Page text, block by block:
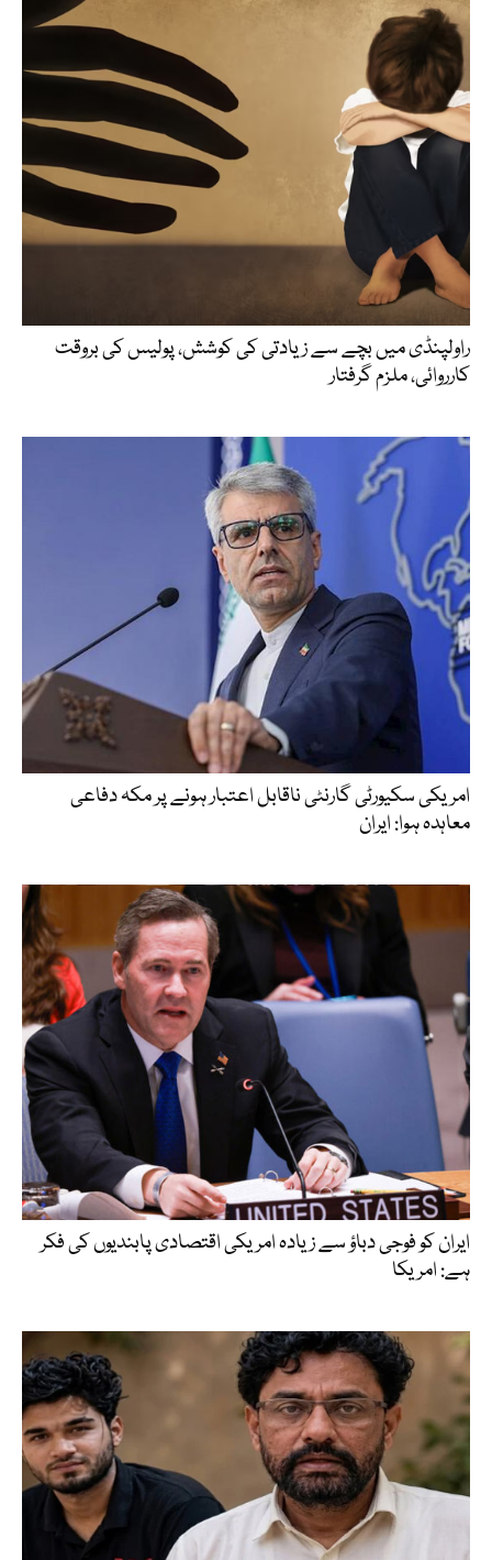
راولپنڈی میں بچے سے زیادتی کی کوشش، پولیس کی بروقت
کارروائی، ملزم گرفتار
امریکی سکیورٹی گارنٹی ناقابل اعتبار ہونے پر مکہ دفاعی
معاہدہ ہوا: ایران
ایران کو فوجی دباؤ سے زیادہ امریکی اقتصادی پابندیوں کی فکر
ہے: امریکا